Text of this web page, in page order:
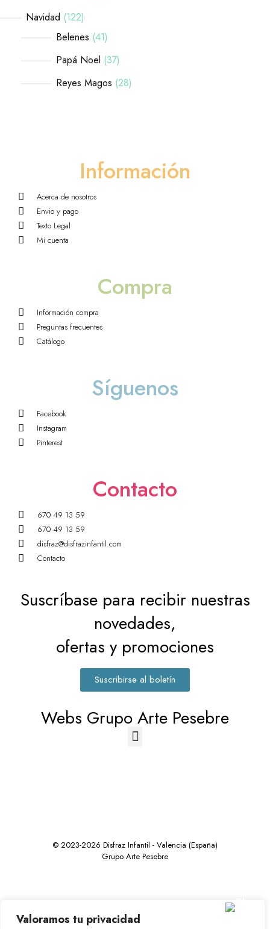
Valoramos tu privacidad
Navidad 122
Belenes 41
Papá Noel 37
Reyes Magos 28
Información
Acerca de nosotros
Envio y pago
Texto Legal
Mi cuenta
Compra
Información compra
Preguntas frecuentes
Catálogo
Síguenos
Facebook
Instagram
Pinterest
Contacto
670 49 13 59
670 49 13 59
disfraz@disfrazinfantil.com
Contacto
Suscríbase para recibir nuestras
novedades,
ofertas y promociones
Suscribirse al boletín
Webs Grupo Arte Pesebre
© 2023-2026 Disfraz Infantil - Valencia (España)
Grupo Arte Pesebre